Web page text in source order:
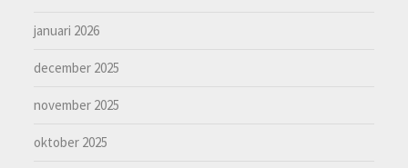
januari 2026
december 2025
november 2025
oktober 2025